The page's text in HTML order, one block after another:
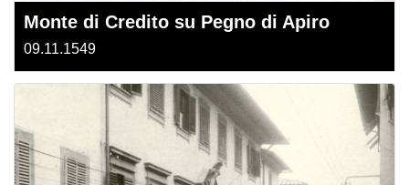
Monte di Credito su Pegno di Apiro
09.11.1549